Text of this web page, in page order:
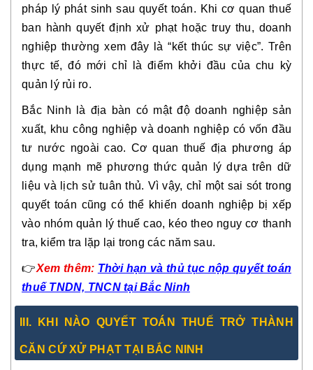
pháp lý phát sinh sau quyết toán. Khi cơ quan thuế
ban hành quyết định xử phạt hoặc truy thu, doanh
nghiệp thường xem đây là “kết thúc sự việc”. Trên
thực tế, đó mới chỉ làđiểm khởi đầu của chu kỳ
quản lý rủi ro.
Bắc Ninh là địa bàn có mật độ doanh nghiệp sản
xuất, khu công nghiệp và doanh nghiệp có vốn đầu
tư nước ngoài cao. Cơ quan thuế địa phương áp
dụng mạnh mẽ phương thức quản lý dựa trên dữ
liệu và lịch sử tuân thủ. Vì vậy, chỉ một sai sót trong
quyết toán cũng có thể khiến doanh nghiệp bị xếp
vào nhóm quản lý thuế cao, kéo theo nguy cơ thanh
tra, kiểm tra lặp lại trong các năm sau.
👉Xem thêm: Thời hạn và thủ tục nộp quyết toán
thuế TNDN, TNCN tại Bắc Ninh
III. KHI NÀO QUYẾT TOÁN THUẾ TRỞ THÀNH
CĂN CỨ XỬ PHẠT TẠI BẮC NINH